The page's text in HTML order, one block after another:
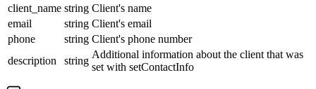
client_name string Client's name
email
string Client's email
phone
string Client's phone number
description
string
Additional information about the client that was
set with setContactInfo